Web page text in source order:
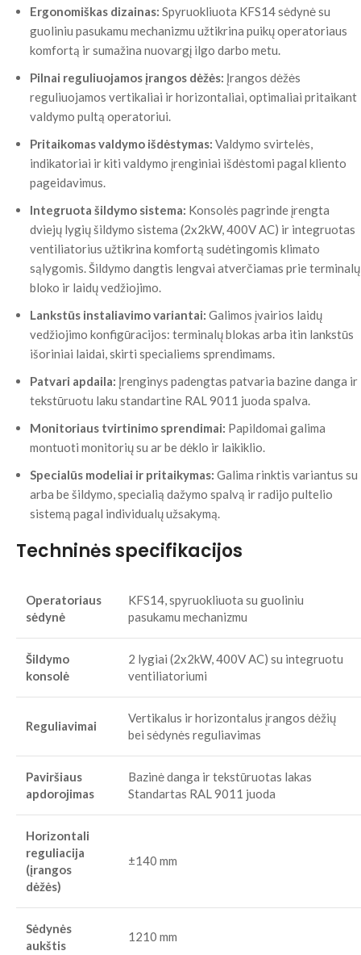
Ergonomiškas dizainas: Spyruokliuota KFS14 sėdynė su
guoliniu pasukamu mechanizmu užtikrina puikų operatoriaus
komfortą ir sumažina nuovargį ilgo darbo metu.
Pilnai reguliuojamos įrangos dėžės: Įrangos dėžės
reguliuojamos vertikaliai ir horizontaliai, optimaliai pritaikant
valdymo pultą operatoriui.
Pritaikomas valdymo išdėstymas: Valdymo svirtelės,
indikatoriai ir kiti valdymo įrenginiai išdėstomi pagal kliento
pageidavimus.
Integruota šildymo sistema: Konsolės pagrinde įrengta
dviejų lygių šildymo sistema (2x2kW, 400V AC) ir integruotas
ventiliatorius užtikrina komfortą sudėtingomis klimato
sąlygomis. Šildymo dangtis lengvai atverčiamas prie terminalų
bloko ir laidų vedžiojimo.
Lankstūs instaliavimo variantai: Galimos įvairios laidų
vedžiojimo konfigūracijos: terminalų blokas arba itin lankstūs
išoriniai laidai, skirti specialiems sprendimams.
Patvari apdaila: Įrenginys padengtas patvaria bazine danga ir
tekstūruotu laku standartine RAL 9011 juoda spalva.
Monitoriaus tvirtinimo sprendimai: Papildomai galima
montuoti monitorių su ar be dėklo ir laikiklio.
Specialūs modeliai ir pritaikymas: Galima rinktis variantus su
arba be šildymo, specialią dažymo spalvą ir radijo pultelio
sistemą pagal individualų užsakymą.
Techninės specifikacijos
Operatoriaus
sėdynė
KFS14, spyruokliuota su guoliniu
pasukamu mechanizmu
Šildymo
konsolė
2 lygiai (2x2kW, 400V AC) su integruotu
ventiliatoriumi
Reguliavimai
Vertikalus ir horizontalus įrangos dėžių
bei sėdynės reguliavimas
Paviršiaus
apdorojimas
Bazinė danga ir tekstūruotas lakas
Standartas RAL 9011 juoda
Horizontali
reguliacija
(įrangos
dėžės)
±140 mm
Sėdynės
aukštis
1210 mm